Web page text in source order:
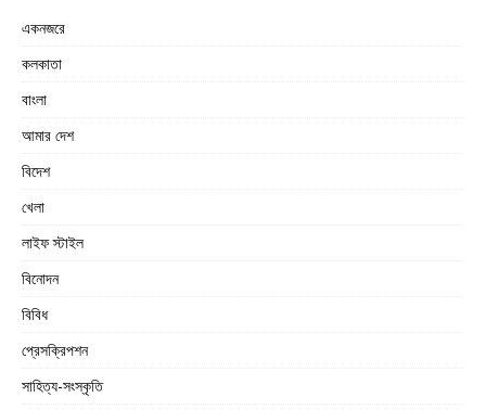
একনজরে
কলকাতা
বাংলা
আমার দেশ
বিদেশ
খেলা
লাইফ স্টাইল
বিনোদন
বিবিধ
প্রেসক্রিপশন
সাহিত্য-সংস্কৃতি